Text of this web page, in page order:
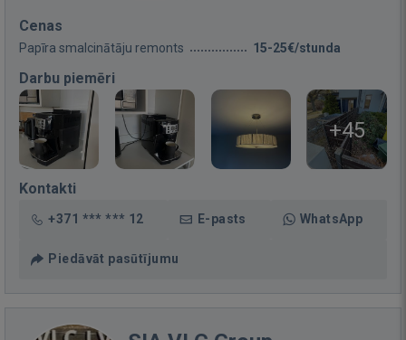
Cenas
Papīra smalcinātāju remonts 15-25€/stunda
Darbu piemēri
+45
Kontakti
+371 *** *** 12 E-pasts WhatsApp
Piedāvāt pasūtījumu